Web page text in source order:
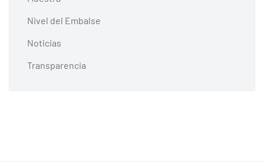
Nivel del Embalse
Noticias
Transparencia